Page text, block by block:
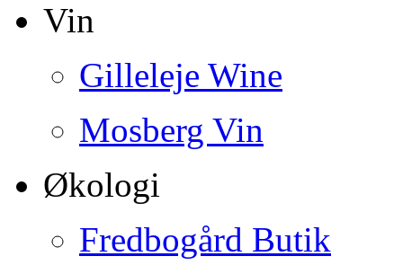
Vin
Gilleleje Wine
Mosberg Vin
Økologi
Fredbogård Butik